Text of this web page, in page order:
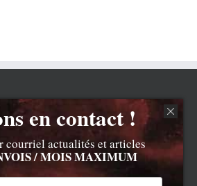
en contact !
courriel actualités et articles
/ MOIS MAXIMUM